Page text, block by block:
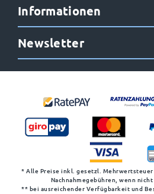
Informationen
Newsletter
* Alle Preise inkl. gesetzl. Mehrwertsteuer
Nachnahmegebühren, wenn
** bei ausreichender Verfügbarkeit und